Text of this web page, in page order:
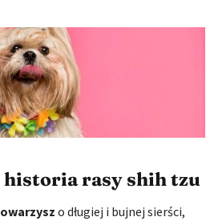
historia rasy shih tzu
o długiej i bujnej sierści,